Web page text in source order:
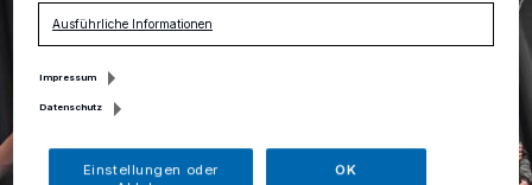
Ausführliche Informationen
Impressum
Datenschutz
Einstellungen oder
OK